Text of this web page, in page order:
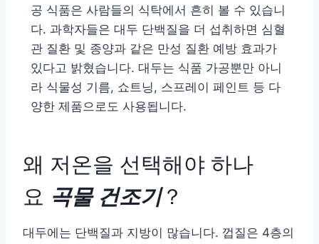
공 식품은 사람들의 식탁에서 흔히 볼 수 있습니
다. 과학자들은 대두 단백질을 더 섭취하면 심혈
관 질환 및 종양과 같은 만성 질환 예방 효과가
있다고 밝혔습니다. 대두는 식품 가공뿐만 아니
라 식물성 기름, 쇼트닝, 스프레이 페인트 등 다
양한 제품으로도 사용됩니다.
왜 저온을 선택해야 하나
요 곡물 건조기？
대두에는 단백질과 지방이 많습니다. 껍질은 4층의